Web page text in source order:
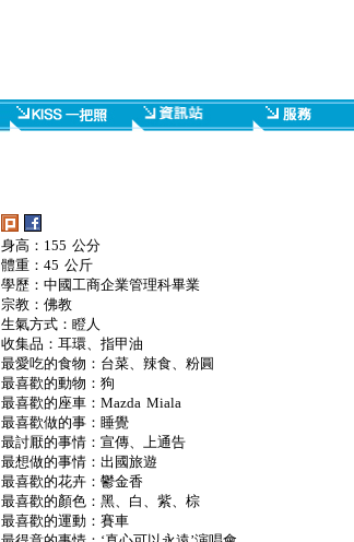
身高：155 公分
體重：45 公斤
學歷：中國工商企業管理科畢業
宗教：佛教
生氣方式：瞪人
收集品：耳環、指甲油
最愛吃的食物：台菜、辣食、粉圓
最喜歡的動物：狗
最喜歡的座車：Mazda Miala
最喜歡做的事：睡覺
最討厭的事情：宣傳、上通告
最想做的事情：出國旅遊
最喜歡的花卉：鬱金香
最喜歡的顏色：黑、白、紫、棕
最喜歡的運動：賽車